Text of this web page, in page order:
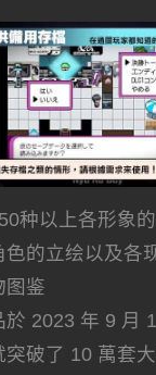
种以上各形象
色的立绘以及各
图鉴
於 2023 年 9 月
突破了 10 萬套